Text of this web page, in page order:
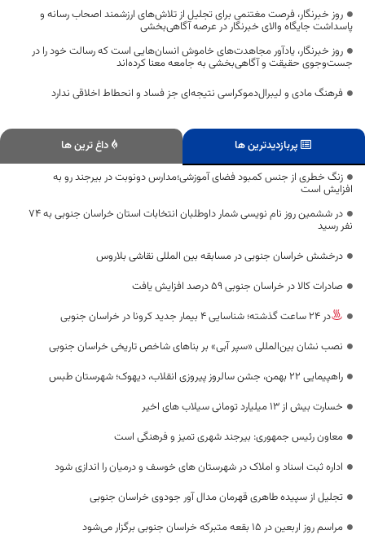
روز خبرنگار، فرصت مغتنمی برای تجلیل از تلاش‌های ارزشمند اصحاب رسانه و
پاسداشت جایگاه والای خبرنگار در عرصه آگاهی‌بخشی
روز خبرنگار، یادآور مجاهدت‌های خاموش انسان‌هایی است که رسالت خود را در
جست‌وجوی حقیقت و آگاهی‌بخشی به جامعه معنا کرده‌اند
فرهنگ مادی و لیبرال‌دموکراسی نتیجه‌ای جز فساد و انحطاط اخلاقی ندارد
پربازدیدترین ها
داغ ترین ها
زنگ خطری از جنس کمبود فضای آموزشی؛مدارس دونوبت در بیرجند رو به
افزایش است
در ششمین روز نام نویسی شمار داوطلبان انتخابات استان خراسان جنوبی به 74
نفر رسید
درخشش خراسان جنوبی در مسابقه بین المللی نقاشی بلاروس
صادرات کالا در خراسان جنوبی ۵۹ درصد افزایش یافت
در 24 ساعت گذشته؛ شناسایی 4 بیمار جدید کرونا در خراسان جنوبی
نصب نشان بین‌المللی «سپر آبی» بر بناهای شاخص تاریخی خراسان جنوبی
راهپیمایی 22 بهمن، جشن سالروز پیروزی انقلاب، دیهوک؛ شهرستان طبس
خسارت بیش از 13 میلیارد تومانی سیلاب های اخير
معاون رئیس جمهوری: بیرجند شهری تمیز و فرهنگی است
اداره ثبت اسناد و املاک در شهرستان های خوسف و درمیان را اندازی شود
تجلیل از سپیده طاهری قهرمان مدال آور جودوی خراسان جنوبی
مراسم روز اربعین در ۱۵ بقعه متبرکه خراسان جنوبی برگزار می‌شود